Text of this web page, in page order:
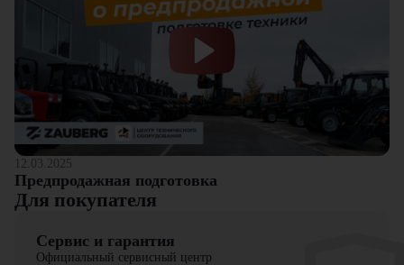
12.03.2025
Предпродажная подготовка
Для покупателя
Сервис и гарантия
Официальный сервисный центр